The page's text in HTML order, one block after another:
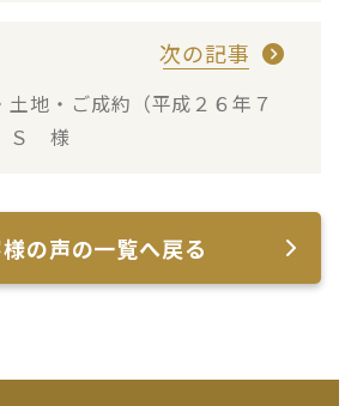
次の記事
地・ご成約（平成２６年７
様
の声の一覧へ戻る